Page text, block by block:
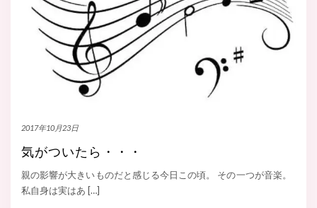
2017年10月23日
気がついたら・・・
親の影響が大きいものだと感じる今日この頃。 その一つが音楽。
私自身は実はあ […]